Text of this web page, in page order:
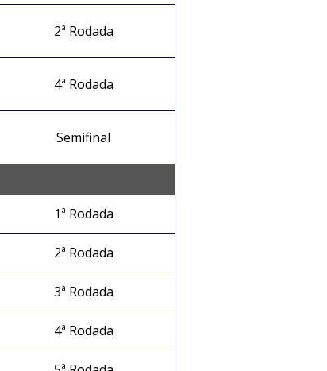
2ª Rodada
4ª Rodada
Semifinal
1ª Rodada
2ª Rodada
3ª Rodada
4ª Rodada